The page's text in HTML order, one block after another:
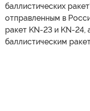
баллистических
отправленным в
ракет KN-23 и KN-
баллистическим